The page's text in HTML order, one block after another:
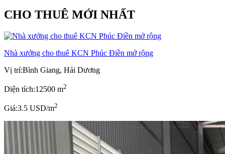
CHO THUÊ MỚI NHẤT
Nhà xưởng cho thuê KCN Phúc Điền mở rộng
Vị trí:Bình Giang, Hải Dương
Diện tích:12500 m2
Giá:3.5 USD/m2